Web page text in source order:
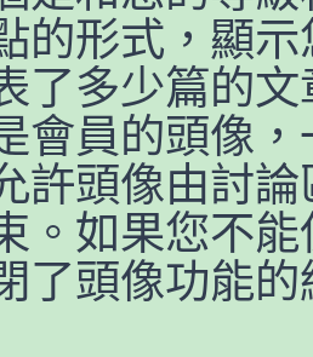
的形式，顯
了多少篇的
會員的頭像
許頭像由討
。如果您不
了頭像功能